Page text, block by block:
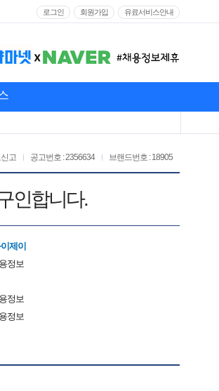
로그인 회원가입 유료서비스안내
브랜드번호 : 18905
공고번호 : 2356634
고
인합니다.
제이
정보
정보
정보